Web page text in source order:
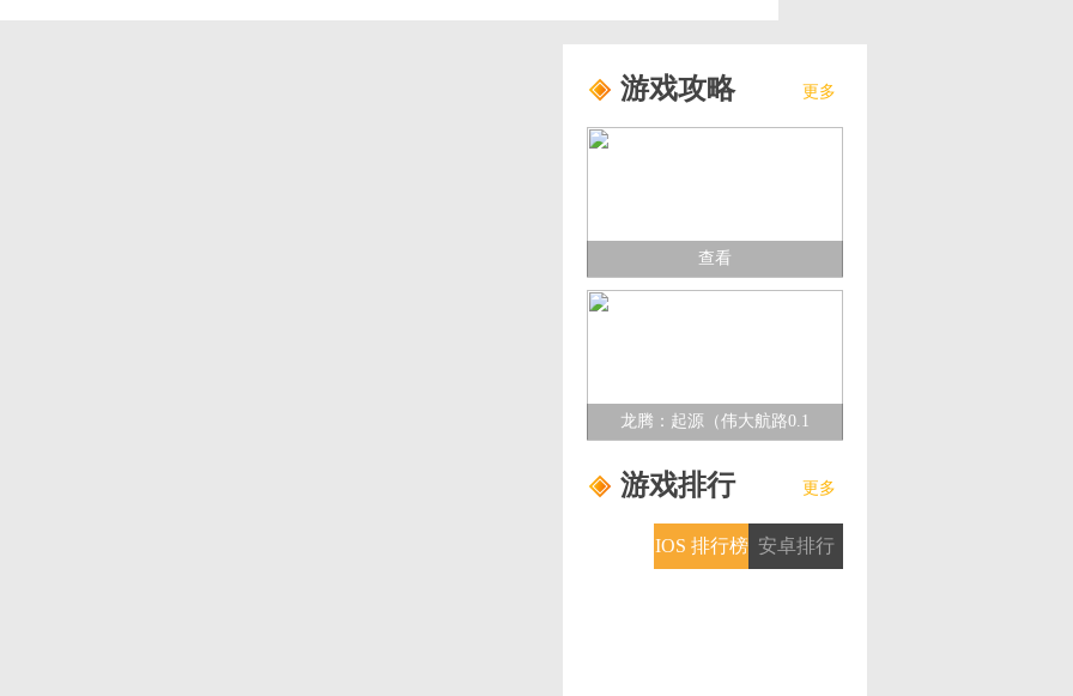
游戏攻略 更多
查看
龙腾：起源（伟大航路0.1
游戏排行 更多
IOS 排行榜 安卓排行